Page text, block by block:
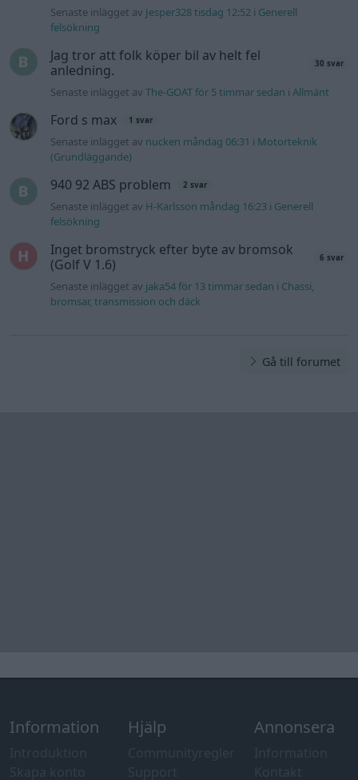
Senaste inlägget av Jesper328 tisdag 12:52 i Generell
felsökning
Jag tror att folk köper bil av helt fel
anledning.
30 svar
Senaste inlägget avThe-GOAT för 5 timmar sedan iAllmänt
Ford s max 1 svar
Senaste inlägget av nucken måndag 06:31 i Motorteknik
(Grundläggande)
940 92 ABS problem 2 svar
Senaste inlägget av H-Karlsson måndag 16:23 i Generell
felsökning
Inget bromstryck efter byte av bromsok
(Golf V 1.6)
6 svar
Senaste inlägget av jaka54 för 13 timmar sedan i Chassi,
bromsar, transmission och däck
Gå till forumet
Information Hjälp Annonsera